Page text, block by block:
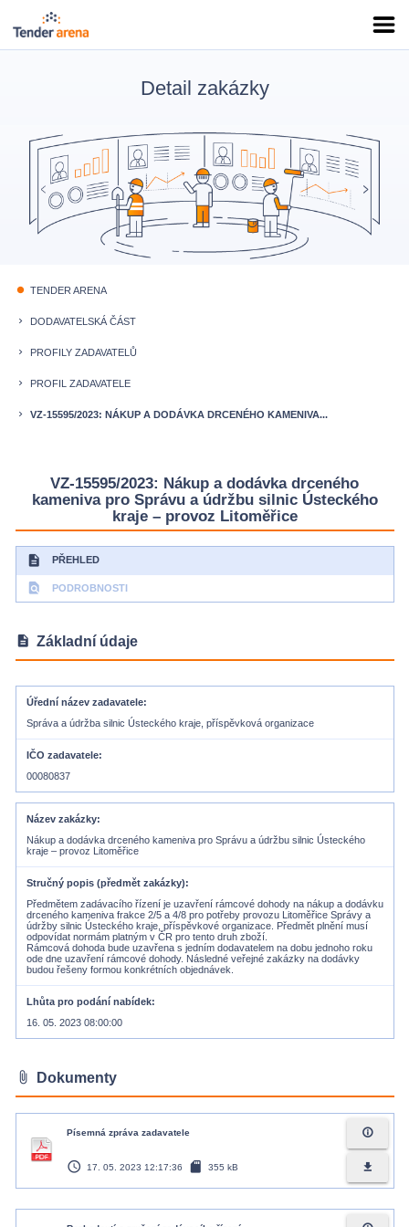
Detail zakázky
fiber_manual_record TENDER ARENA
keyboard_arrow_right DODAVATELSKÁ ČÁST
keyboard_arrow_right PROFILY ZADAVATELŮ
keyboard_arrow_right PROFIL ZADAVATELE
keyboard_arrow_right VZ-15595/2023: NÁKUP A DODÁVKA DRCENÉHO KAMENIVA...
VZ-15595/2023: Nákup a dodávka drceného
kameniva pro Správu a údržbu silnic Ústeckého
kraje – provoz Litoměřice
description PŘEHLED
find_in_page PODROBNOSTI
description Základní údaje
Úřední název zadavatele
Správa a údržba silnic Ústeckého kraje, příspěvková organizace
IČO zadavatele
00080837
Název zakázky
Nákup a dodávka drceného kameniva pro Správu a údržbu silnic Ústeckého
kraje – provoz Litoměřice
Stručný popis (předmět zakázky)
Předmětem zadávacího řízení je uzavření rámcové dohody na nákup a dodávku
drceného kameniva frakce 2/5 a 4/8 pro potřeby provozu Litoměřice Správy a
údržby silnic Ústeckého kraje, příspěvkové organizace. Předmět plnění musí
odpovídat normám platným v ČR pro tento druh zboží.
Rámcová dohoda bude uzavřena s jedním dodavatelem na dobu jednoho roku
ode dne uzavření rámcové dohody. Následné veřejné zakázky na dodávky
budou řešeny formou konkrétních objednávek.
Lhůta pro podání nabídek
16. 05. 2023 08:00:00
attach_file Dokumenty
Písemná zpráva zadavatele
access_time 17. 05. 2023 12:17:36 sd_card 355 kB
info_outline
file_download